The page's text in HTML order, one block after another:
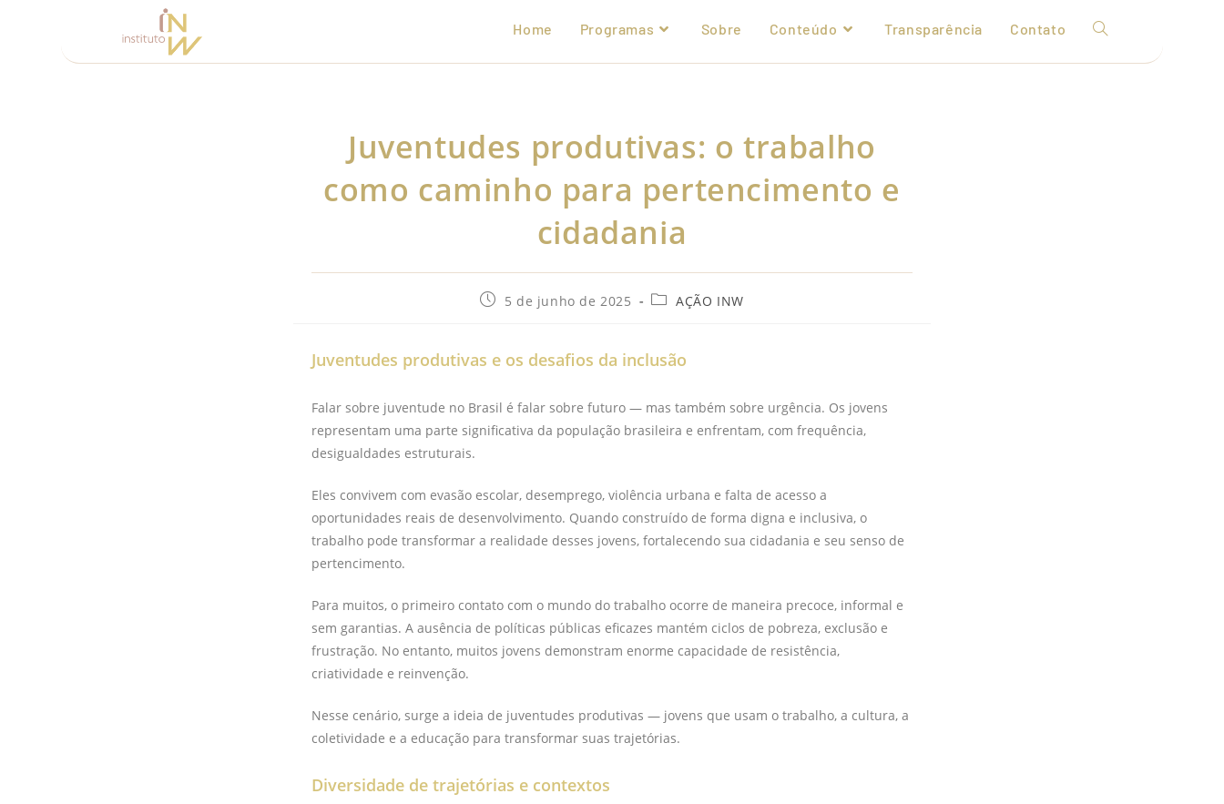
Home Programas Sobre Conteúdo Transparência Contato
Juventudes produtivas: o trabalho
como caminho para pertencimento e
cidadania
5 de junho de 2025 AÇÃO INW
Juventudes produtivas e os desafios da inclusão
Falar sobre juventude no Brasil é falar sobre futuro — mas também sobre urgência. Os jovens
representam uma parte significativa da população brasileira e enfrentam, com frequência,
desigualdades estruturais.
Eles convivem com evasão escolar, desemprego, violência urbana e falta de acesso a
oportunidades reais de desenvolvimento. Quando construído de forma digna e inclusiva, o
trabalho pode transformar a realidade desses jovens, fortalecendo sua cidadania e seu senso de
pertencimento.
Para muitos, o primeiro contato com o mundo do trabalho ocorre de maneira precoce, informal e
sem garantias. A ausência de políticas públicas eficazes mantém ciclos de pobreza, exclusão e
frustração. No entanto, muitos jovens demonstram enorme capacidade de resistência,
criatividade e reinvenção.
Nesse cenário, surge a ideia de juventudes produtivas — jovens que usam o trabalho, a cultura, a
coletividade e a educação para transformar suas trajetórias.
Diversidade de trajetórias e contextos